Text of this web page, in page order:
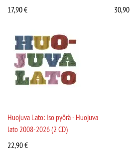
17,90€
30,90
Huojuva Lato: Iso pyörä - Huojuva
lato 2008-2026 (2 CD)
22,90€